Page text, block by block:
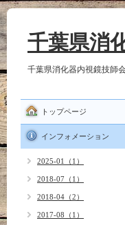
千葉県消
千葉県消化器内視鏡技師
トップページ
インフォメーション
2025-01（1）
2018-07（1）
2018-04（2）
2017-08（1）